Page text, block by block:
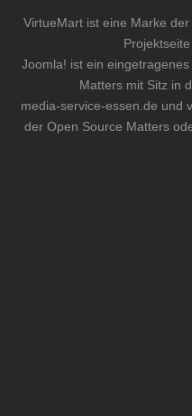
VirtueMart ist eine Marke der
Joomla! ist ein
Mattersmit Sitz in
media-service-essen.de und
der Open Source Matters